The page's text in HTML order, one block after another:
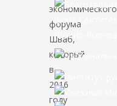
экономического
форума
Шваб,
который
в
2016
году